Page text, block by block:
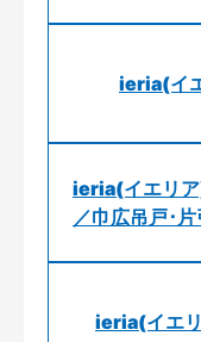
ieria(イ
ieria(イエリア
／巾広吊戸･片
ieria(イエ